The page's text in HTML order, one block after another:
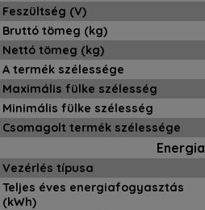
Feszültség (V)
Bruttó tömeg (kg)
Nettó tömeg (kg)
A termék szélessége
Maximális fülke szélesség
Minimális fülke szélesség
Csomagolt termék szélessége
Energia
Vezérlés típusa
Teljes éves energiafogyasztás
(kWh)